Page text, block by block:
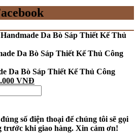
Da Bò Sáp Thiết Kế Thủ
Da Bò Sáp Thiết Kế Thủ Công
VNĐ
số điện thoại để chúng tôi sẽ gọi
trước khi giao hàng. Xin cảm ơn!